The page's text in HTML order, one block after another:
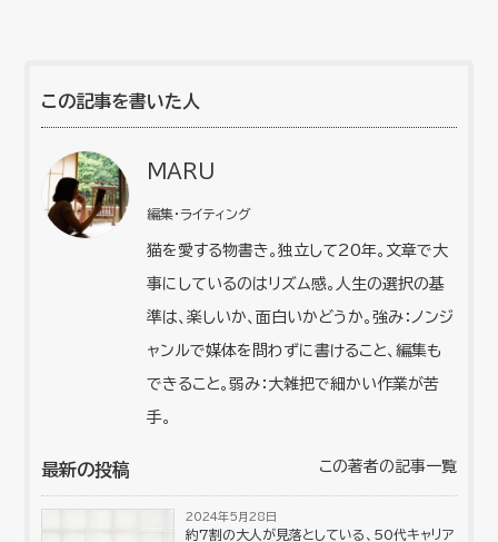
この記事を書いた人
MARU
編集・ライティング
猫を愛する物書き。独立して20年。文章で大
事にしているのはリズム感。人生の選択の基
準は、楽しいか、面白いかどうか。強み：ノンジ
ャンルで媒体を問わずに書けること、編集も
できること。弱み：大雑把で細かい作業が苦
手。
最新の投稿 この著者の記事一覧
2024年5月28日
約7割の大人が見落としている、50代キャリア